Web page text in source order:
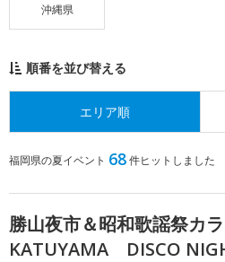
沖縄県
順番を並び替える
エリア順
福岡県の夏イベント 68件ヒットしました
勝山夜市＆昭和歌謡祭カ
KATUYAMA DISCO